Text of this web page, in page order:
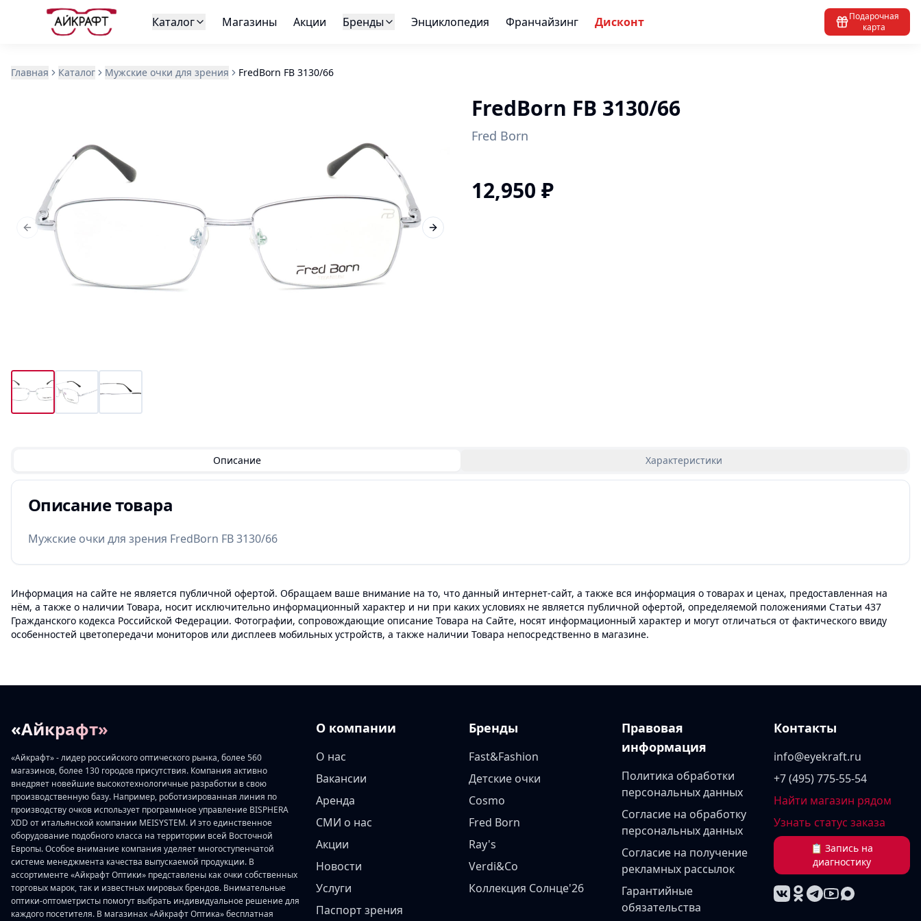
Каталог Магазины Акции Бренды Энциклопедия Франчайзинг Дисконт
Подарочная
карта
Главная Каталог Мужские очки для зрения FredBorn FB 3130/66
Previous slide Next slide
FredBorn FB 3130/66
Fred Born
12,950 ₽
Описание Характеристики
Описание товара
Мужские очки для зрения FredBorn FB 3130/66
Информация на сайте не является публичной офертой. Обращаем ваше внимание на то, что данный интернет-сайт, а также вся информация о товарах и ценах, предоставленная на
нём, а также о наличии Товара, носит исключительно информационный характер и ни при каких условиях не является публичной офертой, определяемой положениями Статьи 437
Гражданского кодекса Российской Федерации. Фотографии, сопровождающие описание Товара на Сайте, носят информационный характер и могут отличаться от фактического ввиду
особенностей цветопередачи мониторов или дисплеев мобильных устройств, а также наличии Товара непосредственно в магазине.
«Айкрафт»
«Айкрафт» - лидер российского оптического рынка, более 560
магазинов, более 130 городов присутствия. Компания активно
внедряет новейшие высокотехнологичные разработки в свою
производственную базу. Например, роботизированная линия по
производству очков использует программное управление BISPHERA
XDD от итальянской компании MEISYSTEM. И это единственное
оборудование подобного класса на территории всей Восточной
Европы. Особое внимание компания уделяет многоступенчатой
системе менеджмента качества выпускаемой продукции. В
ассортименте «Айкрафт Оптики» представлены как очки собственных
торговых марок, так и известных мировых брендов. Внимательные
оптики-оптометристы помогут выбрать индивидуальное решение для
каждого посетителя. В магазинах «Айкрафт Оптика» бесплатная
О компании
О нас
Вакансии
Аренда
СМИ о нас
Акции
Новости
Услуги
Паспорт зрения
Бренды
Fast&Fashion
Детские очки
Cosmo
Fred Born
Ray's
Verdi&Co
Коллекция Солнце'26
Правовая
информация
Политика обработки
персональных данных
Согласие на обработку
персональных данных
Согласие на получение
рекламных рассылок
Гарантийные
обязательства
Контакты
info@eyekraft.ru
+7 (495) 775-55-54
Найти магазин рядом
Узнать статус заказа
📋 Запись на
диагностику